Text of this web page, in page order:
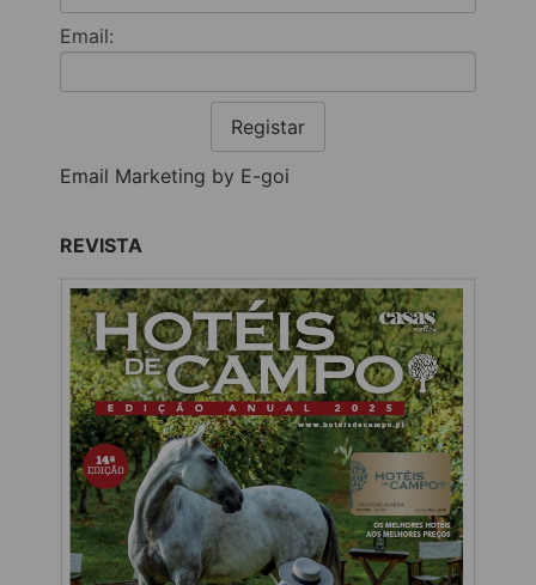
Email:
Registar
Email Marketing by E-goi
REVISTA